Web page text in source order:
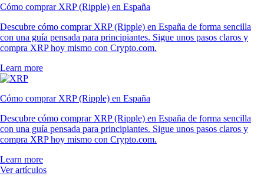
Cómo comprar XRP (Ripple) en España
Descubre cómo comprar XRP (Ripple) en España de forma sencilla
con una guía pensada para principiantes. Sigue unos pasos claros y
compra XRP hoy mismo con Crypto.com.
Learn more
Cómo comprar XRP (Ripple) en España
Descubre cómo comprar XRP (Ripple) en España de forma sencilla
con una guía pensada para principiantes. Sigue unos pasos claros y
compra XRP hoy mismo con Crypto.com.
Learn more
Ver artículos